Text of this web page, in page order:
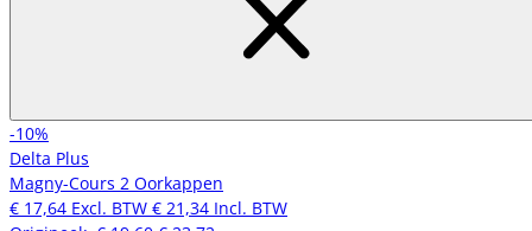
-10%
Delta Plus
Magny-Cours 2 Oorkappen
€ 17,64 Excl. BTW € 21,34 Incl. BTW